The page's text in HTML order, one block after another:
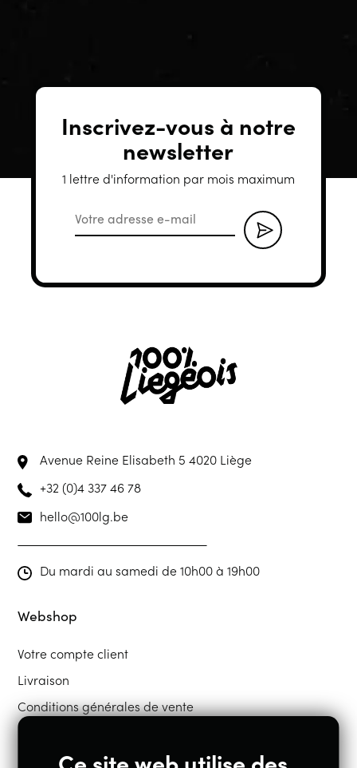
Inscrivez-vous à notre
newsletter
1 lettre d'information par mois maximum
Avenue Reine Elisabeth 54020 Liège
+32 (0)4 337 46 78
hello@100lg.be
Du mardi au samedi de 10h00 à 19h00
Webshop
Votre compte client
Livraison
Conditions générales de vente
Restons en contact